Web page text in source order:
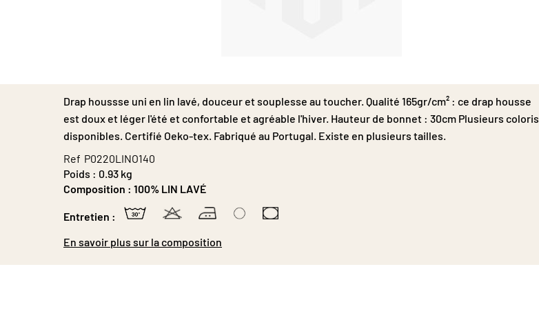
de
la
d’images
Drap houssse uni en lin lavé, douceur et souplesse au toucher. Qualité 165gr/cm² : ce drap housse
est doux et léger l'été et confortable et agréable l'hiver. Hauteur de bonnet : 30cm Plusieurs coloris
disponibles. Certifié Oeko-tex. Fabriqué au Portugal. Existe en plusieurs tailles.
Ref P0220LINO140
Poids : 0.93 kg
Composition : 100% LIN LAVÉ
Entretien :
En savoir plus sur la composition